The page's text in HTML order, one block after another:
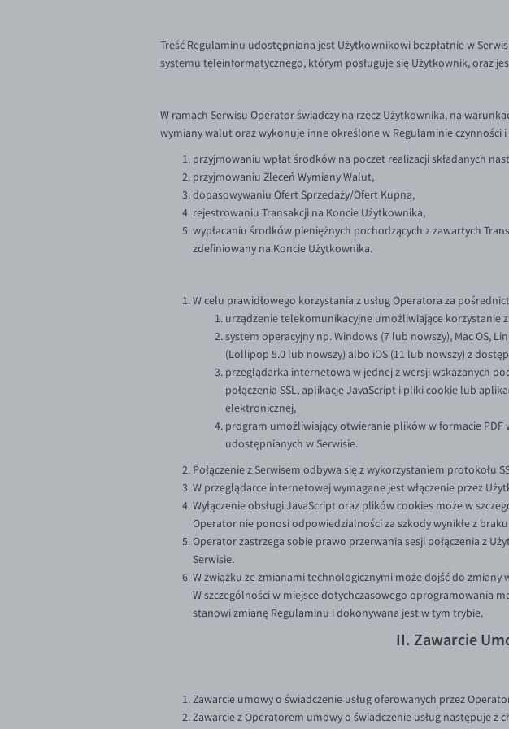
Treść Regulaminu udostępniana jest Użytkownikowi bezpłatnie w
systemu teleinformatycznego, którym posługuje się Użytkownik, oraz
W ramach Serwisu Operator świadczy na rzecz Użytkownika, na
wymiany walut oraz wykonuje inne określone w Regulaminie czynności
przyjmowaniu wpłat środków na poczet realizacji składanych
przyjmowaniu Zleceń Wymiany Walut,
dopasowywaniu Ofert Sprzedaży/Ofert Kupna,
rejestrowaniu Transakcji na Koncie Użytkownika,
wypłacaniu środków pieniężnych pochodzących z zawartych
zdefiniowany na Koncie Użytkownika.
W celu prawidłowego korzystania z usług Operatora za
urządzenie telekomunikacyjne umożliwiające korzystanie
system operacyjny np. Windows (7 lub nowszy), Mac OS,
(Lollipop 5.0 lub nowszy) albo iOS (11 lub nowszy) z
przeglądarka internetowa w jednej z wersji wskazanych
połączenia SSL, aplikacje JavaScript i pliki cookie lub
elektronicznej,
program umożliwiający otwieranie plików w formacie
udostępnianych w Serwisie.
Połączenie z Serwisem odbywa się z wykorzystaniem protokołu
W przeglądarce internetowej wymagane jest włączenie przez
Wyłączenie obsługi JavaScript oraz plików cookies może w
Operator nie ponosi odpowiedzialności za szkody wynikłe z
Operator zastrzega sobie prawo przerwania sesji połączenia z
Serwisie.
W związku ze zmianami technologicznymi może dojść do zmiany
W szczególności w miejsce dotychczasowego oprogramowania
stanowi zmianę Regulaminu i dokonywana jest w tym trybie.
II. Zawarcie
Zawarcie umowy o świadczenie usług oferowanych przez
Zawarcie z Operatorem umowy o świadczenie usług następuje z